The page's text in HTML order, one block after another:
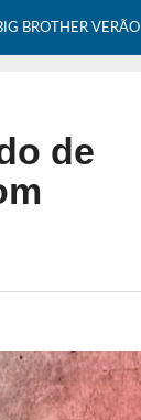
BROTHER VERÃO
de